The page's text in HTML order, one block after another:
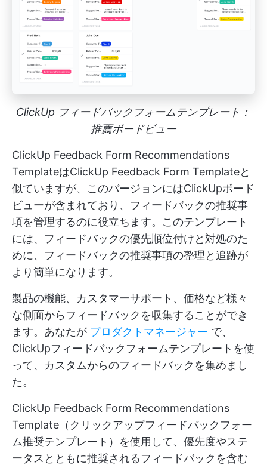
ClickUp フィードバックフォームテンプレート：
推薦ボードビュー
ClickUp Feedback Form Recommendations
TemplateはClickUp Feedback Form Templateと
似ていますが、このバージョンにはClickUpボード
ビューが含まれており、フィードバックの推奨事
項を管理するのに役立ちます。このテンプレート
には、フィードバックの優先順位付けと対処のた
めに、フィードバックの推奨事項の整理と追跡が
より簡単になります。
製品の機能、カスタマーサポート、価格など様々
な側面からフィードバックを収集することができ
ます。あなたが プロダクトマネージャー で、
ClickUpフィードバックフォームテンプレートを使
って、カスタムからのフィードバックを集めまし
た。
ClickUp Feedback Form Recommendations
Template（クリックアップフィードバックフォー
ム推奨テンプレート）を使用して、優先度やステ
ータスとともに推奨されるフィードバックを含む